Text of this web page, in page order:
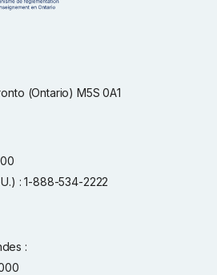
(Ontario) M5S 0A1
: 1-888-534-2222
: